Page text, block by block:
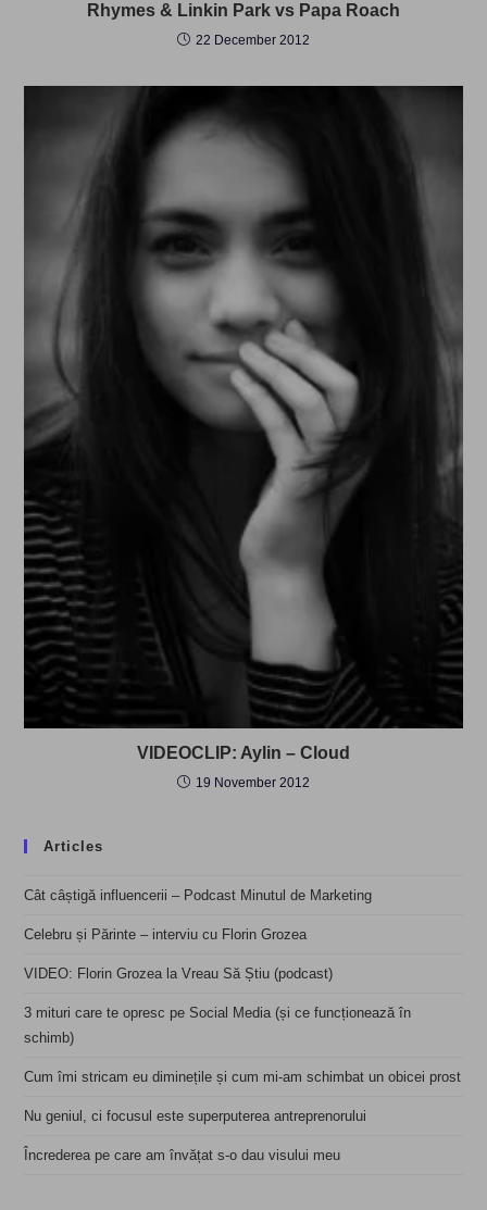
Rhymes & Linkin Park vs Papa Roach
22 December 2012
VIDEOCLIP: Aylin – Cloud
19 November 2012
Articles
Cât câștigă influencerii – Podcast Minutul de Marketing
Celebru și Părinte – interviu cu Florin Grozea
VIDEO: Florin Grozea la Vreau Să Știu (podcast)
3 mituri care te opresc pe Social Media (și ce funcționează în
schimb)
Cum îmi stricam eu diminețile și cum mi-am schimbat un obicei prost
Nu geniul, ci focusul este superputerea antreprenorului
Încrederea pe care am învățat s-o dau visului meu